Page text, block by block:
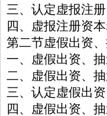
三、认定虚报注
四、虚报注册资
第二节虚假出资
一、虚假出资、
二、虚假出资、
三、认定虚假出
四、虚假出资、